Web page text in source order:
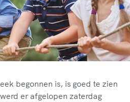
begonnen is, is goed te zien
er afgelopen zaterdag